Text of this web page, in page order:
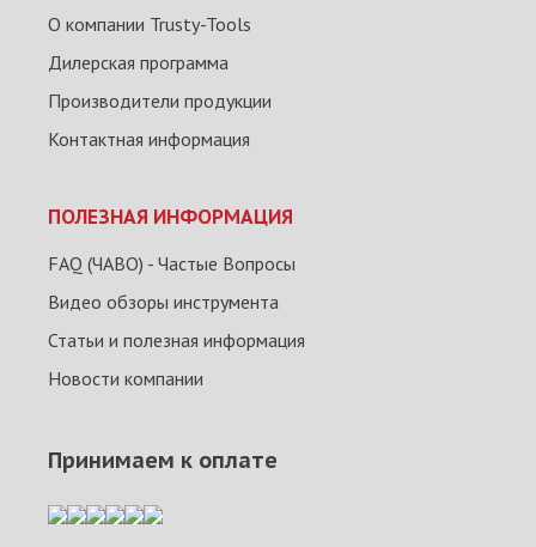
О компании Trusty-Tools
Дилерская программа
Производители продукции
Контактная информация
ПОЛЕЗНАЯ ИНФОРМАЦИЯ
FAQ (ЧАВО) - Частые Вопросы
Видео обзоры инструмента
Статьи и полезная информация
Новости компании
Принимаем к оплате